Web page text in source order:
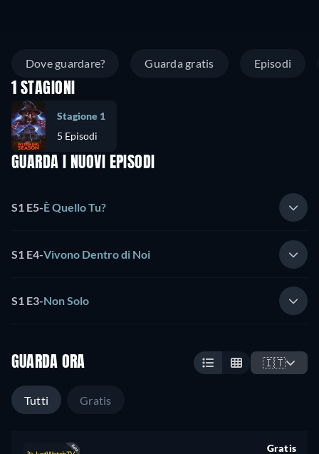
Dove guardare? Guarda gratis Episodi
1 STAGIONI
Stagione 1
5 Episodi
GUARDA I NUOVI EPISODI
S1 E5-È Quello Tu?
S1 E4-Vivono Dentro di Noi
S1 E3-Non Solo
GUARDA ORA 🇮🇹
Tutti Gratis
Gratis